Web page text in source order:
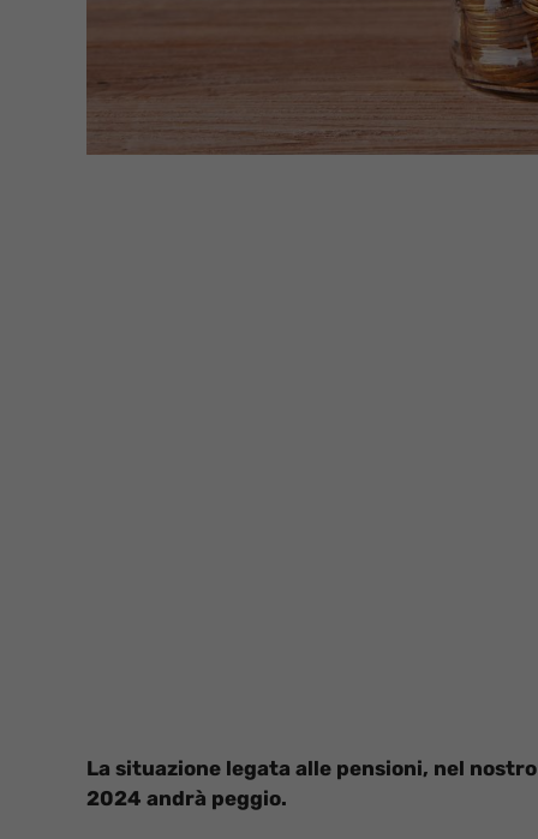
La situazione legata alle pensioni, nel
2024 andrà peggio.